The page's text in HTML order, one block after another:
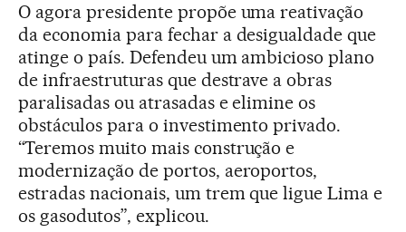
O agora presidente propõe uma reativação
da economia para fechar a desigualdade que
atinge o país. Defendeu um ambicioso plano
de infraestruturas que destrave a obras
paralisadas ou atrasadas e elimine os
obstáculos para o investimento privado.
“Teremos muito mais construção e
modernização de portos, aeroportos,
estradas nacionais, um trem que ligue Lima e
os gasodutos”, explicou.